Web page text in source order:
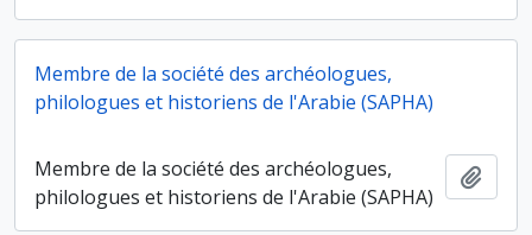
Membre de la société des archéologues,
philologues et historiens de l'Arabie (SAPHA)
Membre de la société des archéologues,
philologues et historiens de l'Arabie (SAPHA)